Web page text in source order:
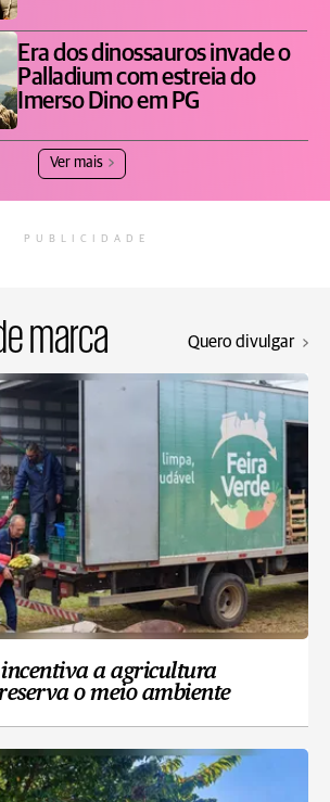
Era dos dinossauros invade o
Palladium com estreia do
Imerso Dino em PG
Ver mais
PUBLICIDADE
marca Quero divulgar
a agricultura
o meio ambiente